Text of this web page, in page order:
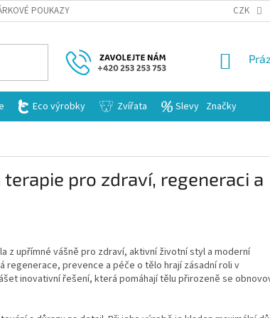
POUKAZY CZK
Eco výrobky Zvířata Slevy Značky
pro zdraví, regeneraci a
z upřímné vášně pro zdraví, aktivní životní styl a moderní
prevence a péče o tělo hrají zásadní roli v
inovativní řešení, která pomáhají tělu přirozeně se